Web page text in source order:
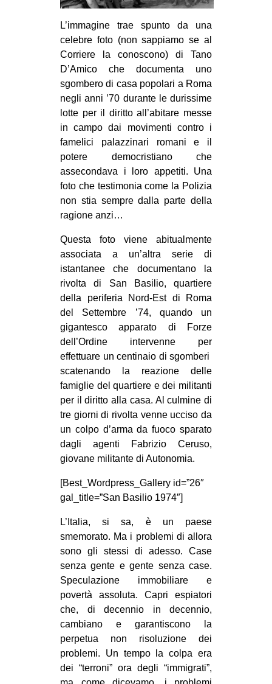
L’immagine trae spunto da una
celebre foto (non sappiamo se al
Corriere la conoscono) di Tano
D’Amico che documenta uno
sgombero di casa popolari a Roma
negli anni ’70 durante le durissime
lotte per il diritto all’abitare messe
in campo dai movimenti contro i
famelici palazzinari romani e il
potere democristiano che
assecondava i loro appetiti. Una
foto che testimonia come la Polizia
non stia sempre dalla parte della
ragione anzi…
Questa foto viene abitualmente
associata a un’altra serie di
istantanee che documentano la
rivolta di San Basilio, quartiere
della periferia Nord-Est di Roma
del Settembre ’74, quando un
gigantesco apparato di Forze
dell’Ordine intervenne per
effettuare un centinaio di sgomberi
scatenando la reazione delle
famiglie del quartiere e dei militanti
per il diritto alla casa. Al culmine di
tre giorni di rivolta venne ucciso da
un colpo d’arma da fuoco sparato
dagli agenti Fabrizio Ceruso,
giovane militante di Autonomia.
[Best_Wordpress_Gallery id=”26″
gal_title=”San Basilio 1974″]
L’Italia, si sa, è un paese
smemorato. Ma i problemi di allora
sono gli stessi di adesso. Case
senza gente e gente senza case.
Speculazione immobiliare e
povertà assoluta. Capri espiatori
che, di decennio in decennio,
cambiano e garantiscono la
perpetua non risoluzione dei
problemi. Un tempo la colpa era
dei “terroni” ora degli “immigrati”,